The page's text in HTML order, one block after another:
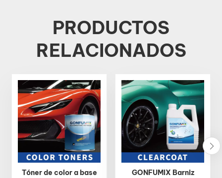
PRODUCTOS
RELACIONADOS
Tóner de color a base
GONFUMIX Barniz